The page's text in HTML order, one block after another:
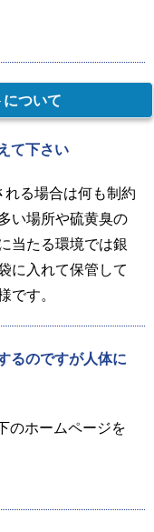
ついて
て下さい
る場合は何も制約
い場所や硫黄臭の
当たる環境では銀
に入れて保管して
す。
るのですが人体に
のホームページを